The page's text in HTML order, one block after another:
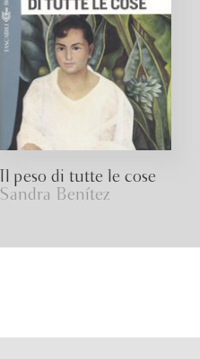
Il peso di tutte le cose
Sandra Benítez